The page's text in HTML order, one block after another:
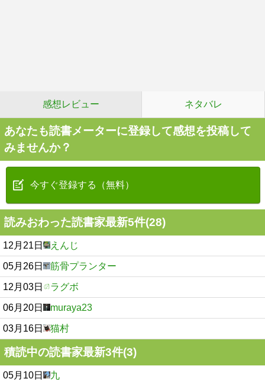
感想レビュー ネタバレ
あなたも読書メーターに登録して感想を投稿して
みませんか？
今すぐ登録する（無料）
読みおわった読書家最新5件(28)
12月21日 えんじ
05月26日 筋骨プランター
12月03日 ラグボ
06月20日 muraya23
03月16日 猫村
積読中の読書家最新3件(3)
05月10日 九